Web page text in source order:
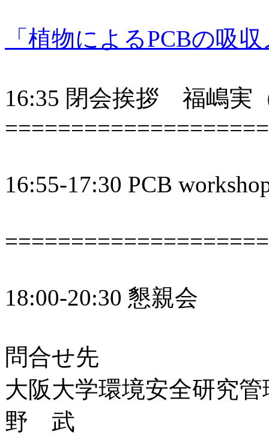
「植物によるPCBの吸
16:35 閉会挨拶 福嶋実
16:55-17:30 PCB
18:00-20:30 懇親会
問合せ先
大阪大学環境安全研究
野 武